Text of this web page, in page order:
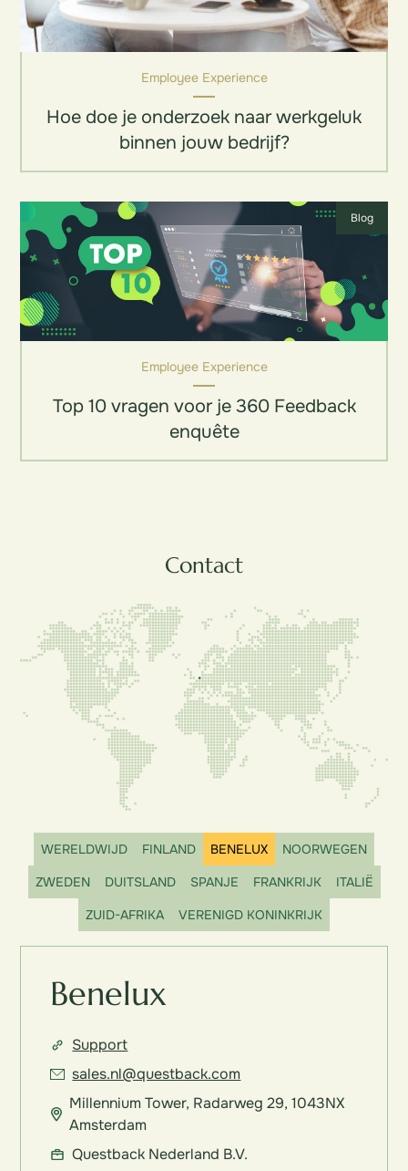
Employee Experience
Hoe doe je onderzoek naar werkgeluk
binnen jouw bedrijf?
Blog
Employee Experience
Top 10 vragen voor je 360 Feedback
enquête
Contact
WERELDWIJD FINLAND BENELUX
NOORWEGEN
ZWEDEN
DUITSLAND SPANJE FRANKRIJK
ITALIË
ZUID-AFRIKA
VERENIGD KONINKRIJK
Benelux
Support
sales.nl@questback.com
Millennium Tower, Radarweg 29, 1043NX
Amsterdam
Questback Nederland B.V.